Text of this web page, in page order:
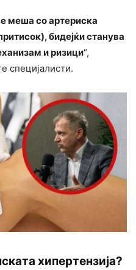
меша со артериска
бидејќи станува
и ризици“,
специјалисти.
хипертензија?